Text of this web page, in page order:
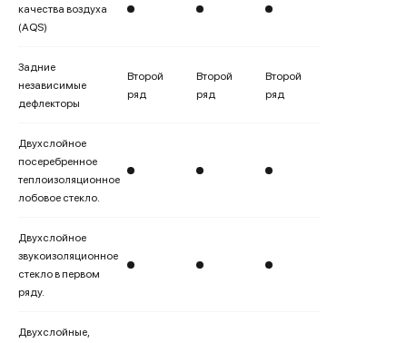
качества воздуха
(AQS)
Задние
независимые
дефлекторы
Второй
ряд
Второй
ряд
Второй
ряд
Двухслойное
посеребренное
теплоизоляционное
лобовое стекло.
Двухслойное
звукоизоляционное
стекло в первом
ряду.
Двухслойные,